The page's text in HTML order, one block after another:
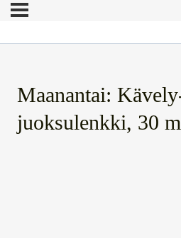
Maanantai:
juoksulenkki, 30